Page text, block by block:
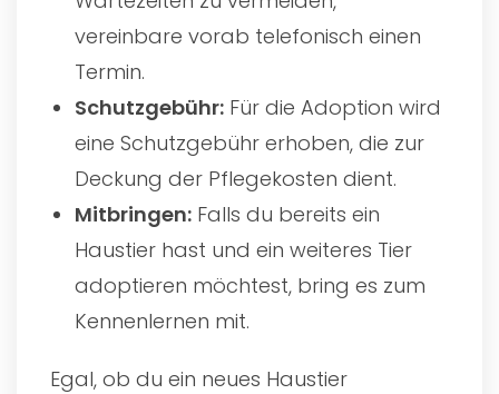
vereinbare vorab telefonisch einen
Termin.
Schutzgebühr: Für die Adoption wird
eine Schutzgebühr erhoben, die zur
Deckung der Pflegekosten dient.
Mitbringen: Falls du bereits ein
Haustier hast und ein weiteres Tier
adoptieren möchtest, bring es zum
Kennenlernen mit.
Egal, ob du ein neues Haustier